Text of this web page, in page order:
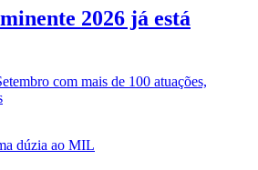
2026 já está
com mais de 100 atuações,